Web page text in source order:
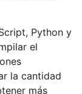
Python y
el
la cantidad
más